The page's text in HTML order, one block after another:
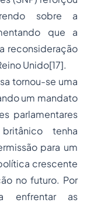
sobre a
que a
reconsideração
Unido[17].
tornou-se uma
um mandato
parlamentares
tenha
para um
crescente
no futuro. Por
enfrentar as